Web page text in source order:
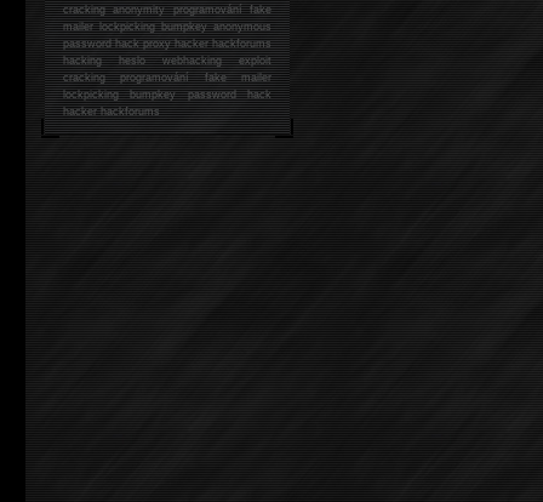
cracking anonymity programování fake
mailer lockpicking bumpkey anonymous
password hack proxy hacker hackforums
hacking heslo webhacking exploit
cracking programování fake mailer
lockpicking bumpkey password hack
hackerhackforums